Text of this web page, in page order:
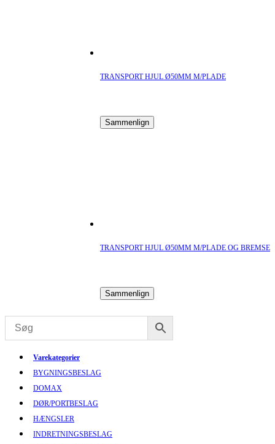
TRANSPORT HJUL Ø50MM M/PLADE
Sammenlign
TRANSPORT HJUL Ø50MM M/PLADE OG BREMSE
Sammenlign
Varekategorier
BYGNINGSBESLAG
DOMAX
DØR/PORTBESLAG
HÆNGSLER
INDRETNINGSBESLAG